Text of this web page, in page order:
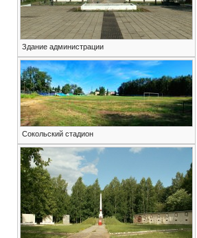
Здание администрации
Сокольский стадион